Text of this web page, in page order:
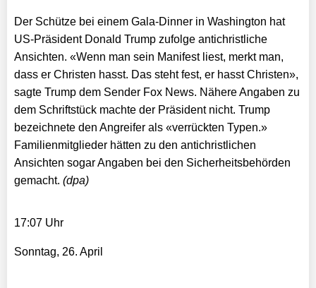
Der Schütze bei einem Gala-Dinner in Washington hat
US-Präsident Donald Trump zufolge antichristliche
Ansichten. «Wenn man sein Manifest liest, merkt man,
dass er Christen hasst. Das steht fest, er hasst Christen»,
sagte Trump dem Sender Fox News. Nähere Angaben zu
dem Schriftstück machte der Präsident nicht. Trump
bezeichnete den Angreifer als «verrückten Typen.»
Familienmitglieder hätten zu den antichristlichen
Ansichten sogar Angaben bei den Sicherheitsbehörden
gemacht. (dpa)
17:07 Uhr
Sonntag, 26. April